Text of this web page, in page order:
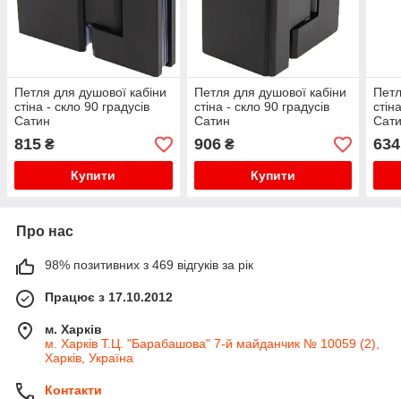
Петля для душової кабіни
стіна - скло 90 градусів
Сатин
815 ₴
Купити
Петля для душової кабіни
стіна - скло 90 градусів
Сатин
906₴
Купити
634
Про нас
98% позитивних з 469 відгуків за рік
Працює з 17.10.2012
м. Харків
м. Харків Т.Ц. "Барабашова" 7-й майданчик № 10059 (2),
Харків, Україна
Контакти